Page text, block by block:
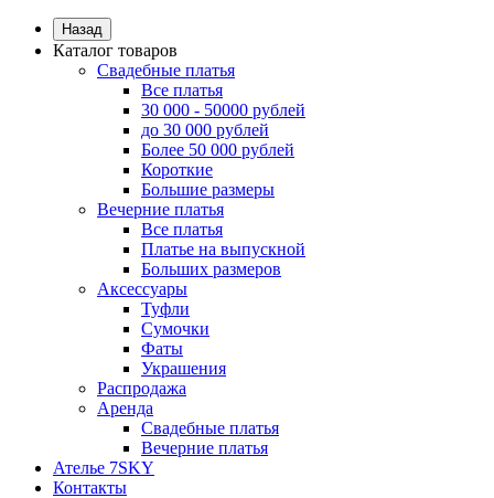
Назад
Каталог товаров
Свадебные платья
Все платья
30 000 - 50000 рублей
до 30 000 рублей
Более 50 000 рублей
Короткие
Большие размеры
Вечерние платья
Все платья
Платье на выпускной
Больших размеров
Аксессуары
Туфли
Сумочки
Фаты
Украшения
Распродажа
Аренда
Свадебные платья
Вечерние платья
Ателье 7SKY
Контакты